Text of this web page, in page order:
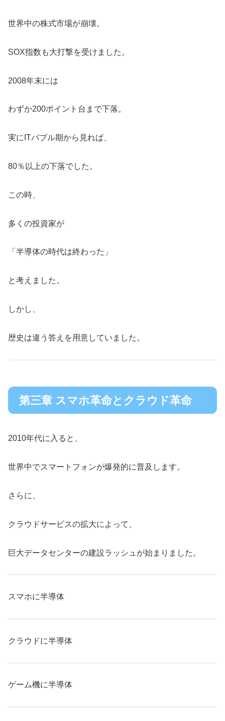
世界中の株式市場が崩壊。
SOX指数も大打撃を受けました。
2008年末には
わずか200ポイント台まで下落。
実にITバブル期から見れば、
80％以上の下落でした。
この時、
多くの投資家が
「半導体の時代は終わった」
と考えました。
しかし、
歴史は違う答えを用意していました。
第三章 スマホ革命とクラウド革命
2010年代に入ると、
世界中でスマートフォンが爆発的に普及します。
さらに、
クラウドサービスの拡大によって、
巨大データセンターの建設ラッシュが始まりました。
スマホに半導体
クラウドに半導体
ゲーム機に半導体